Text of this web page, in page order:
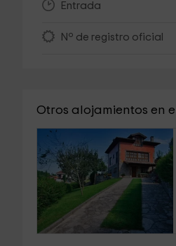
Entrada
Nº de registro oficial
Otros alojamientos en